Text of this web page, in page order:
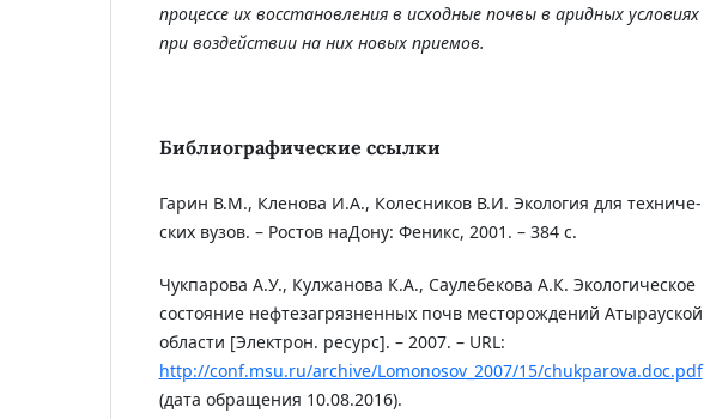
процессе их восстановления в исходные почвы в аридных условиях
при воздействии на них новых приемов.
Библиографические ссылки
Гарин В.М., Кленова И.А., Колесников В.И. Экология для техниче-
ских вузов. – Ростов наДону: Феникс, 2001. – 384 с.
Чукпарова А.У., Кулжанова К.А., Саулебекова А.К. Экологическое
состояние нефтезагрязненных почв месторождений Атырауской
области [Электрон. ресурс]. – 2007. – URL:
http://conf.msu.ru/archive/Lomonosov_2007/15/chukparova.doc.pdf
(дата обращения 10.08.2016).